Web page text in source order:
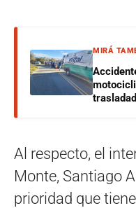
MIRÁ
Al respecto, el
Monte, Santiago
prioridad que